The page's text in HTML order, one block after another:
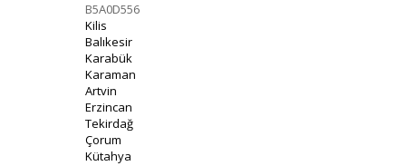
B5A0D556
Kilis
Balıkesir
Karabük
Karaman
Artvin
Erzincan
Tekirdağ
Çorum
Kütahya